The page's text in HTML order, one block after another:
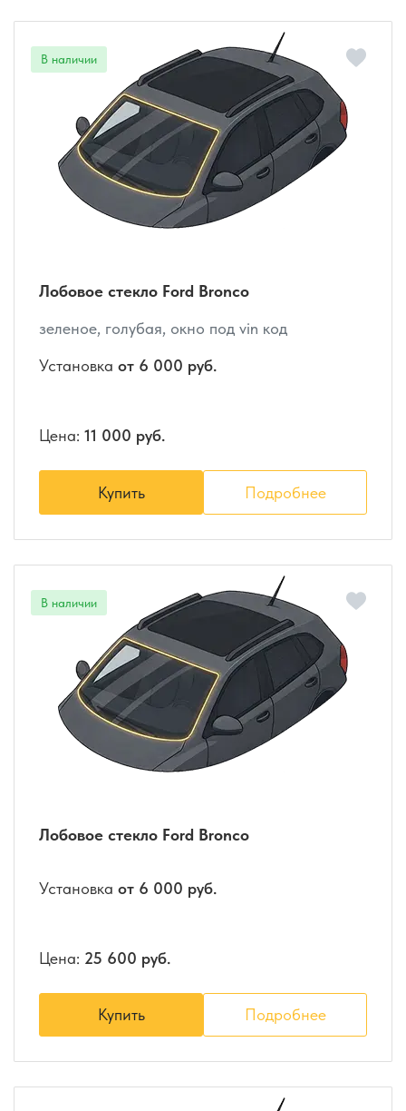
Лобовое стекло Ford Bronco
зеленое, голубая, окно под vin код
Установка от 6 000 руб.
Цена: 11 000 руб.
Купить Подробнее
Лобовое стекло Ford Bronco
Установка от 6 000 руб.
Цена: 25 600 руб.
Купить Подробнее